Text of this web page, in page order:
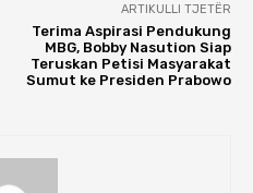
ARTIKULLI TJETËR
Terima Aspirasi Pendukung
MBG, Bobby Nasution Siap
Teruskan Petisi Masyarakat
Sumut ke Presiden Prabowo